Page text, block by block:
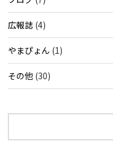
広報誌 (4)
やまぴょん (1)
その他 (30)